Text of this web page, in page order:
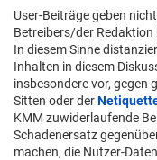
User-Beiträge geben
Betreibers/der
In diesem Sinne
Inhalten in diesem
insbesondere vor, gegen
Sitten oder der
KMM zuwiderlaufende
Schadenersatz
machen, die Nutzer-